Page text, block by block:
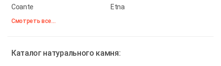
Coante
Etna
Смотреть все...
Каталог натурального камня: